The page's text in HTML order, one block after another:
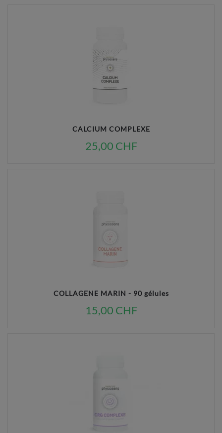
CALCIUM COMPLEXE
25,00 CHF
COLLAGENE MARIN - 90 gélules
15,00 CHF